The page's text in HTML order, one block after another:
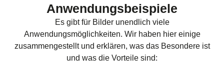
Anwendungsbeispiele
Es gibt für Bilder unendlich viele
Anwendungsmöglichkeiten. Wir haben hier einige
zusammengestellt und erklären, was das Besondere ist
und was die Vorteile sind: